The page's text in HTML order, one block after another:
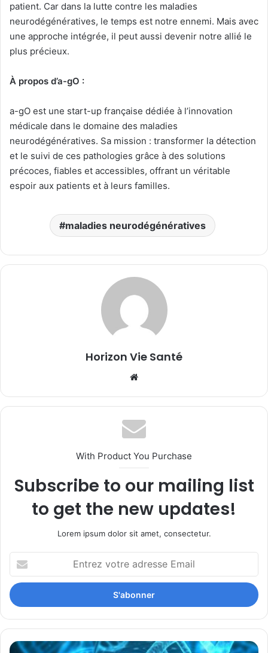
patient. Car dans la lutte contre les maladies
neurodégénératives, le temps est notre ennemi. Mais avec
une approche intégrée, il peut aussi devenir notre allié le
plus précieux.
À propos d’a-gO :
a-gO est une start-up française dédiée à l’innovation
médicale dans le domaine des maladies
neurodégénératives. Sa mission : transformer la détection
et le suivi de ces pathologies grâce à des solutions
précoces, fiables et accessibles, offrant un véritable
espoir aux patients et à leurs familles.
maladies neurodégénératives
Horizon Vie Santé
With Product You Purchase
Subscribe to our mailing list
to get the new updates!
Lorem ipsum dolor sit amet, consectetur.
votre
adresse
Email
CP